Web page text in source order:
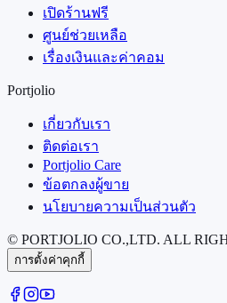
เปิดร้านฟรี
ศูนย์ช่วยเหลือ
เรื่องเงินและค่าคอม
Portjolio
เกี่ยวกับเรา
ติดต่อเรา
Portjolio Care
ข้อตกลงผู้ขาย
นโยบายความเป็นส่วนตัว
© PORTJOLIO CO.,LTD. ALL
การตั้งค่าคุกกี้